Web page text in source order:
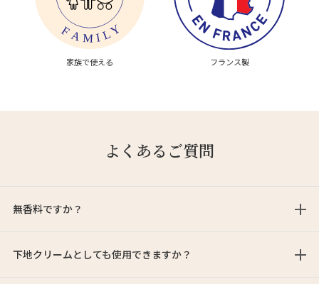
家族で使える フランス製
よくあるご質問
無香料ですか？
下地クリームとしても使用できますか？